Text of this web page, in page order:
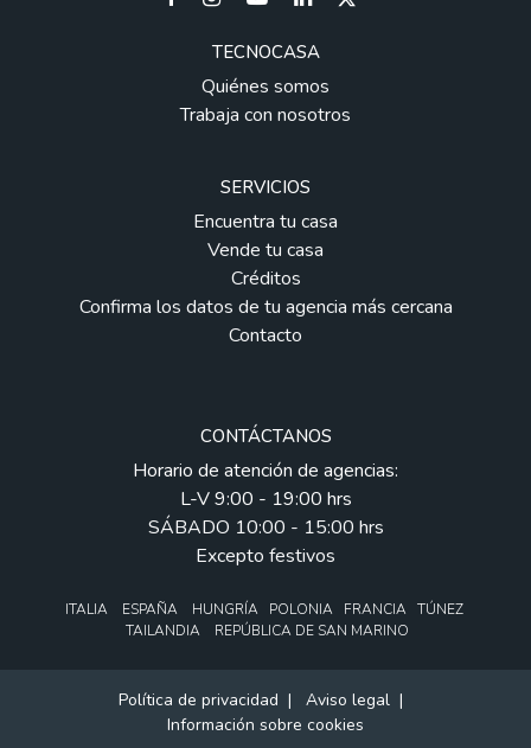
TECNOCASA
Quiénes somos
Trabaja con nosotros
SERVICIOS
Encuentra tu casa
Vende tu casa
Créditos
Confirma los datos de tu agencia más cercana
Contacto
CONTÁCTANOS
Horario de atención de agencias:
L-V 9:00 - 19:00 hrs
SÁBADO 10:00 - 15:00 hrs
Excepto festivos
ITALIA ESPAÑA HUNGRÍA POLONIA FRANCIA TÚNEZ
TAILANDIA REPÚBLICA DE SAN MARINO
Política de privacidad | Aviso legal |
Información sobre cookies